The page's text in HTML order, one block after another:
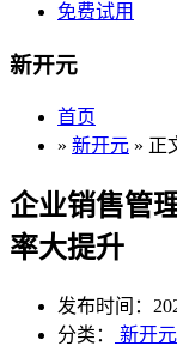
免费试用
新开元
首页
» 新开元 » 正
企业销售管
率大提升
发布时间：
分类：
新开元